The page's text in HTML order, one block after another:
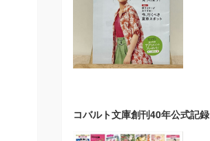
コバルト文庫創刊40年公式記録